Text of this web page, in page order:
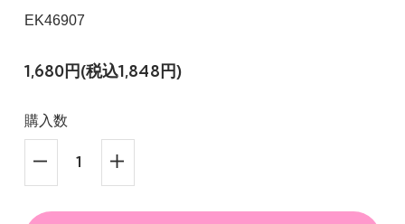
EK46907
1,680円(税込1,848円)
購入数